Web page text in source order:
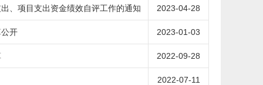
、项目支出资金绩效自评工作的通知 2023-04-28
开 2023-01-03
2022-09-28
2022-07-11